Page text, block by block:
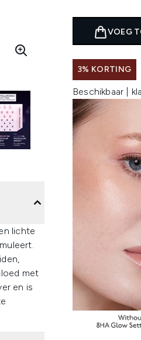
VOEG
3% KORTING
Beschikbaar |
lichte
met
en is